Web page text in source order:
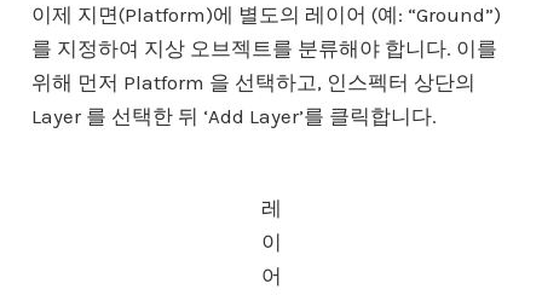
이제 지면(Platform)에 별도의 레이어 (예: “Ground”)
를 지정하여 지상 오브젝트를 분류해야 합니다. 이를
위해 먼저 Platform 을 선택하고, 인스펙터 상단의
Layer 를 선택한 뒤 ‘Add Layer’를 클릭합니다.
레
이
어